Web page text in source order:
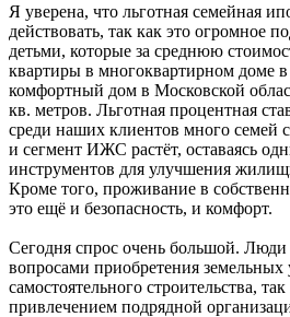
Я уверена, что льготная семейная
действовать, так как это огромное
детьми, которые за среднюю
квартиры в многоквартирном доме
комфортный дом в Московской
кв. метров. Льготная процентная
среди наших клиентов много семей
и сегмент ИЖС растёт, оставаясь
инструментов для улучшения
Кроме того, проживание в
это ещё и безопасность, и комфорт.
Сегодня спрос очень большой. Люди
вопросами приобретения земельных
самостоятельного строительства,
привлечением подрядной